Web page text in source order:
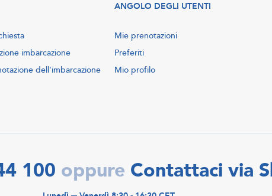
imbarcazione
dell'imbarcazione
ANGOLO DEGLI UTENTI
Mie prenotazioni
Preferiti
Mio profilo
100 oppure Contattaci via